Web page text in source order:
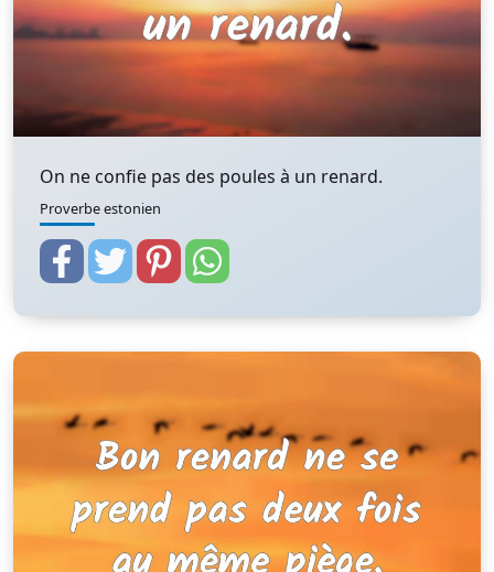
On ne confie pas des poules à un renard.
Proverbe estonien